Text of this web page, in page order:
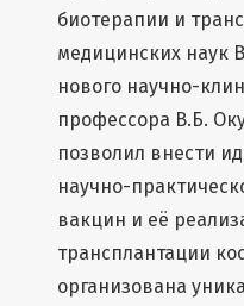
биотерапии и
медицинских наук
нового научно-
профессора В.Б.
позволил внести
научно-
вакцин и её
трансплантации
организована